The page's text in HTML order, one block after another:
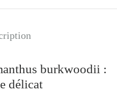
burkwoodii :
délicat